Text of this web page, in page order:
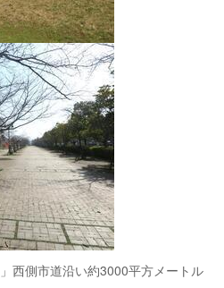
」西側市道沿い約3000平方メートル